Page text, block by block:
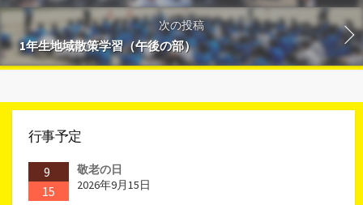
次の投稿
1年生地域散策学習（午後の部）
行事予定
9
15
敬老の日
2026年9月15日